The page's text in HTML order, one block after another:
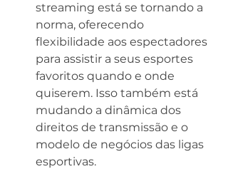
streaming está se tornando a
norma, oferecendo
flexibilidade aos espectadores
para assistir a seus esportes
favoritos quando e onde
quiserem. Isso também está
mudando a dinâmica dos
direitos de transmissão e o
modelo de negócios das ligas
esportivas.